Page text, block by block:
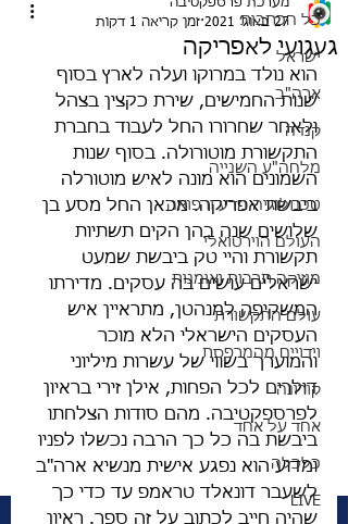
כל הכתבות
ישראל
ארה"ב
קנדה
מלחה"ע השנייה
טכנולוגיה מדע ורפואה
העולם הוירטואלי
מוזיקה תרבות ואומנות
עולם התקשורת
וידויים מהמרפסת
קורונה
אחד על אחד
כלכלה
LIVE
געגועי לאפריקה
מערכת פרספקטיבה
27 באוג׳ 2021
זמן קריאה 1 דקות
הוא נולד במרוקו ועלה לארץ בסוף
שנות החמישים, שירת כקצין בצהל
ולאחר שחרורו החל לעבוד בחברת
התקשורת מוטורולה. בסוף שנות
השמונים הוא מונה לאיש מוטורלה
ביבשת אפריקה. מכאן החל מסע בן
שלושים שנה בהן הקים תשתיות
תקשורת והיי טק ביבשת שמעט
ישראלים עושים בה עסקים. מדירתו
המשקיפה למנהטן, מתראיין איש
העסקים הישראלי הלא מוכר
והמוערך בשווי של עשרות מיליוני
דולרים לכל הפחות, אילן זירי בראיון
לפרספקטיבה. מהם סודות הצלחתו
ביבשת בה כל כך הרבה נכשלו לפניו
ומדוע הוא נפגע אישית מנשיא ארה"ב
לשעבר דונאלד טראמפ עד כדי כך
שהיה חייב לכתוב על זה ספר. ראיון